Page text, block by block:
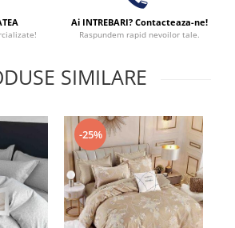
Ai INTREBARI? Contacteaza-ne!
Raspundem rapid nevoilor tale.
SIMILARE
-25%